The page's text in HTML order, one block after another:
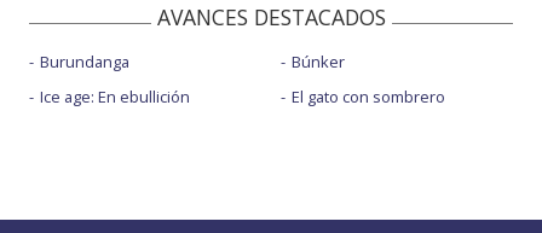
AVANCES DESTACADOS
Burundanga
Ice age: En ebullición
Búnker
El gato con sombrero